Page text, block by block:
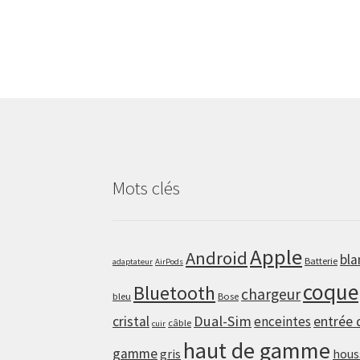
Mots clés
adaptateur AirPods AndroidApple Batterie
bleu Bluetooth Bose chargeurcoque
cristal cuir câble Dual-Simenceintes entrée
gammegris haut de gamme